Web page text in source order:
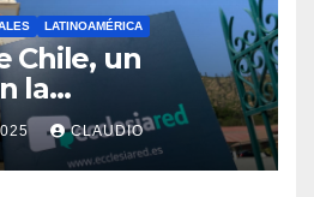
LATINOAMÉRICA
Chile, un
la
digital
CLAUDIO
N